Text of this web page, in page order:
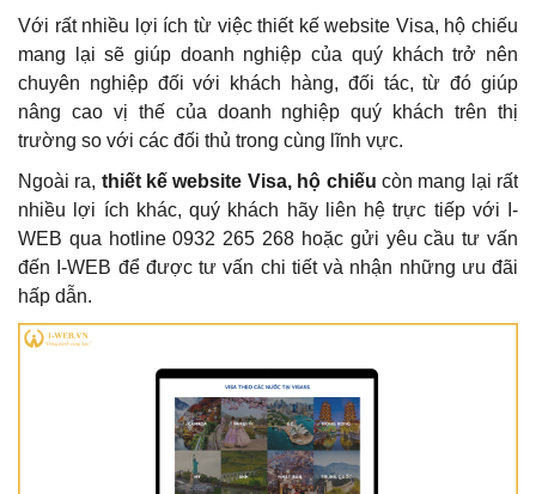
Với rất nhiều lợi ích từ việc thiết kế website Visa, hộ chiếu
mang lại sẽ giúp doanh nghiệp của quý khách trở nên
chuyên nghiệp đối với khách hàng, đối tác, từ đó giúp
nâng cao vị thế của doanh nghiệp quý khách trên thị
trường so với các đối thủ trong cùng lĩnh vực.
Ngoài ra, thiết kế website Visa, hộ chiếu còn mang lại rất
nhiều lợi ích khác, quý khách hãy liên hệ trực tiếp với I-
WEB qua hotline 0932 265 268 hoặc gửi yêu cầu tư vấn
đến I-WEB để được tư vấn chi tiết và nhận những ưu đãi
hấp dẫn.